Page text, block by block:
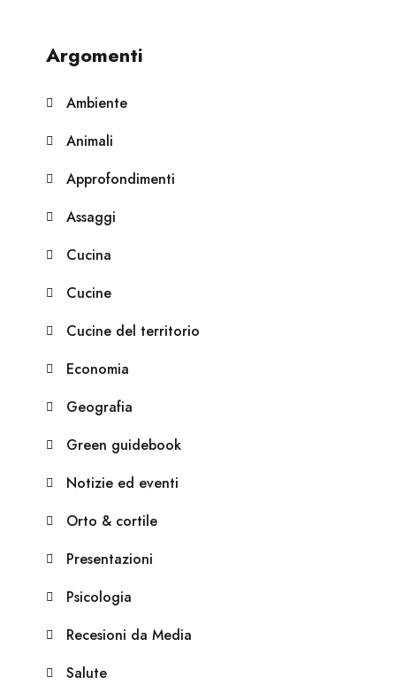
Argomenti
Ambiente
Animali
Approfondimenti
Assaggi
Cucina
Cucine
Cucine del territorio
Economia
Geografia
Green guidebook
Notizie ed eventi
Orto & cortile
Presentazioni
Psicologia
Recesioni da Media
Salute